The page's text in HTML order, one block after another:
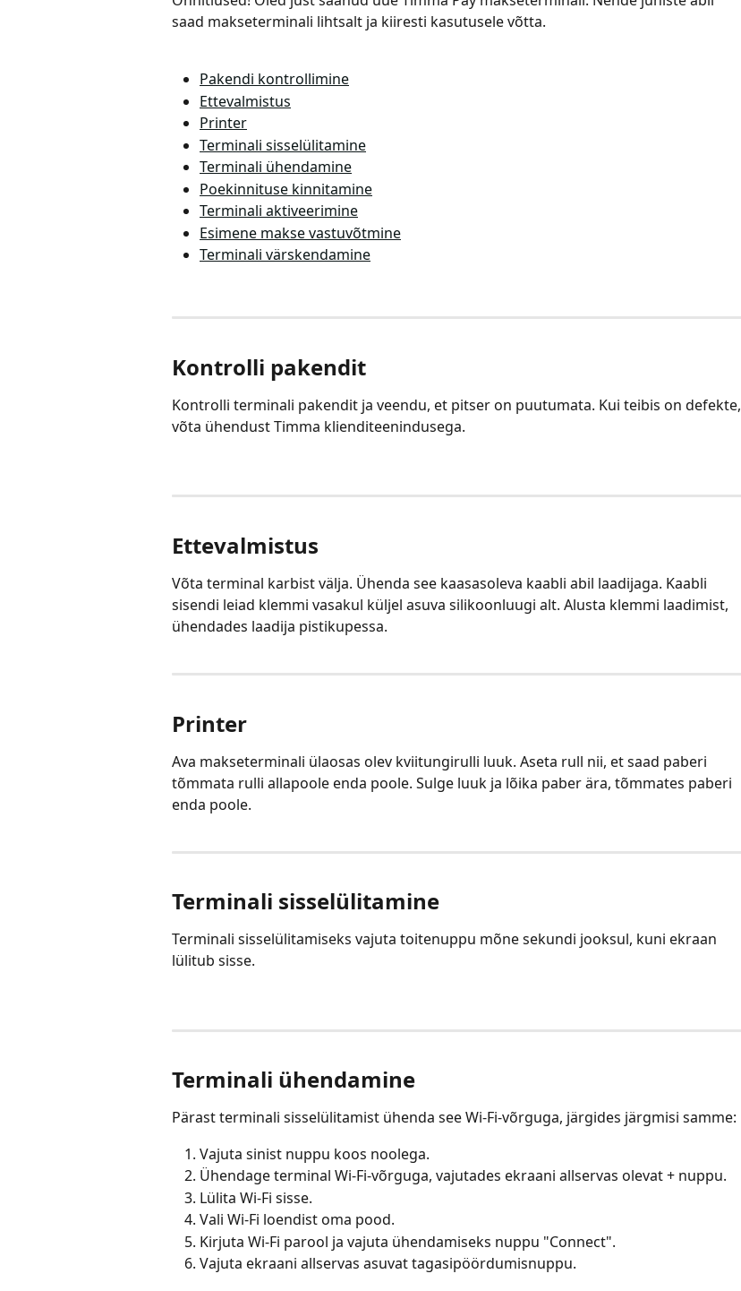
saad makseterminali lihtsalt ja kiiresti kasutusele võtta.
Pakendi kontrollimine
Ettevalmistus
Printer
Terminali sisselülitamine
Terminali ühendamine
Poekinnituse kinnitamine
Terminali aktiveerimine
Esimene makse vastuvõtmine
Terminali värskendamine
Kontrolli pakendit
Kontrolli terminali pakendit ja veendu, et pitser on puutumata. Kui teibis on defekte,
võta ühendust Timma klienditeenindusega.
Ettevalmistus
Võta terminal karbist välja. Ühenda see kaasasoleva kaabli abil laadijaga. Kaabli
sisendi leiad klemmi vasakul küljel asuva silikoonluugi alt. Alusta klemmi laadimist,
ühendades laadija pistikupessa.
Printer
Ava makseterminali ülaosas olev kviitungirulli luuk. Aseta rull nii, et saad paberi
tõmmata rulli allapoole enda poole. Sulge luuk ja lõika paber ära, tõmmates paberi
enda poole.
Terminali sisselülitamine
Terminali sisselülitamiseks vajuta toitenuppu mõne sekundi jooksul, kuni ekraan
lülitub sisse.
Terminali ühendamine
Pärast terminali sisselülitamist ühenda see Wi-Fi-võrguga, järgides järgmisi samme:
Vajuta sinist nuppu koos noolega.
Ühendage terminal Wi-Fi-võrguga, vajutades ekraani allservas olevat + nuppu.
Lülita Wi-Fi sisse.
Vali Wi-Fi loendist oma pood.
Kirjuta Wi-Fi parool ja vajuta ühendamiseks nuppu "Connect".
Vajuta ekraani allservas asuvat tagasipöördumisnuppu.